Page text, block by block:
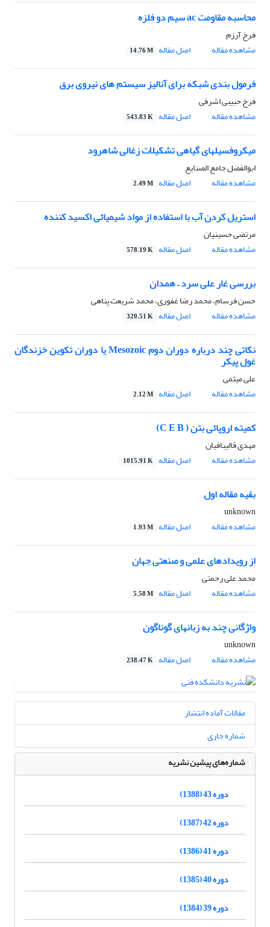
محاسبه مقاومت ac سیم دو فلزه
فرخ آرزم
مشاهده مقاله
اصل مقاله 14.76 M
فرمول بندی شبکه برای آنالیز سیستم های نیروی برق
فرخ حبیبی اشرفی
مشاهده مقاله
اصل مقاله 543.83 K
میکروفسیلهای گیاهی تشکیلات زغالی شاهرود
ابوالفضل جامع الصنایع
مشاهده مقاله
اصل مقاله 2.49 M
استریل کردن آب با استفاده از مواد شیمیائی اکسید کننده
مرتضی حسینیان
مشاهده مقاله
اصل مقاله 578.19 K
بررسی غار علی سرد – همدان
حسن فرسام، محمد رضا غفوری، محمد شریعت پناهی
مشاهده مقاله
اصل مقاله 320.51 K
نکاتی چند درباره دوران دوم Mesozoic یا دوران تکوین خزندگان
غول پیکر
علی میثمی
مشاهده مقاله
اصل مقاله 2.12 M
کمیته اروپائی بتن ( C E B)
مهدی قالیبافیان
مشاهده مقاله
اصل مقاله 1015.91 K
بقیه مقاله اول
unknown
مشاهده مقاله
اصل مقاله 1.93 M
از رویدادهای علمی و صنعتی جهان
محمد علی رحمتی
مشاهده مقاله
اصل مقاله 5.58 M
واژگانی چند به زبانهای گوناگون
unknown
مشاهده مقاله
اصل مقاله 238.47 K
مقالات آماده انتشار
شماره جاری
شماره‌های پیشین نشریه
دوره 43 (1388)
دوره 42 (1387)
دوره 41 (1386)
دوره 40 (1385)
دوره 39 (1384)